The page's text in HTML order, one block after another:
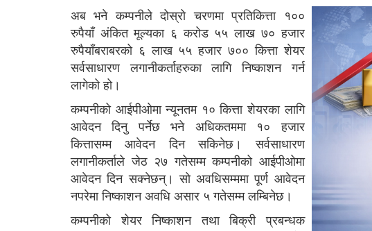
अब भने कम्पनीले दोस्रो चरणमा प्रतिकित्ता १००
रुपैयाँ अंकित मूल्यका ६ करोड ५५ लाख ७० हजार
रुपैयाँबराबरको ६ लाख ५५ हजार ७०० कित्ता शेयर
सर्वसाधारण लगानीकर्ताहरुका लागि निष्काशन गर्न
लागेको हो।
कम्पनीको आईपीओमा न्यूनतम १० कित्ता शेयरका लागि
आवेदन दिनु पर्नेछ भने अधिकतममा १० हजार
कित्तासम्म आवेदन दिन सकिनेछ। सर्वसाधारण
लगानीकर्ताले जेठ २७ गतेसम्म कम्पनीको आईपीओमा
आवेदन दिन सक्नेछन्। सो अवधिसम्ममा पूर्ण आवेदन
नपरेमा निष्काशन अवधि असार ५ गतेसम्म लम्बिनेछ।
कम्पनीको शेयर निष्काशन तथा बिक्री प्रबन्धक